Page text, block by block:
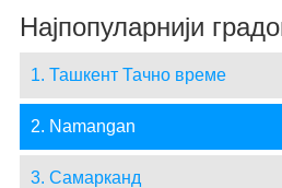
Најпопуларнији
1. Ташкент Тачно време
2. Namangan
3. Самарканд